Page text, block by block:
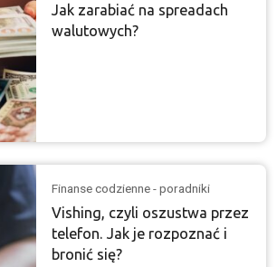
Jak zarabiać na spreadach
walutowych?
Finanse codzienne - poradniki
Vishing, czyli oszustwa przez
telefon. Jak je rozpoznać i
bronić się?